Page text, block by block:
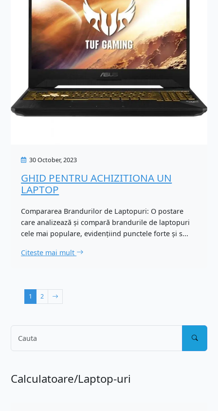
30 October, 2023
GHID PENTRU ACHIZITIONA UN
LAPTOP
Compararea Brandurilor de Laptopuri: O postare
care analizează și compară brandurile de laptopuri
cele mai populare, evidențiind punctele forte și s...
Citeste mai mult
1 2
Calculatoare/Laptop-uri